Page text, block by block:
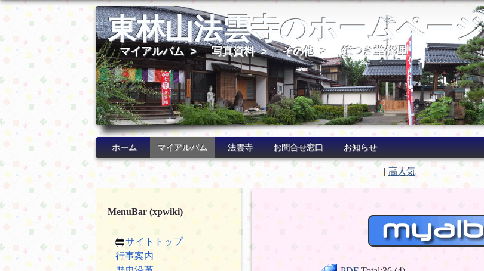
東林山法雲寺のホームページ
マイアルバム > 写真資料> その他 > 鐘つき堂修理
ホーム マイアルバム 法雲寺 お問合せ窓口 お知らせ
|高人気|
MenuBar (xpwiki)
サイトトップ
行事案内